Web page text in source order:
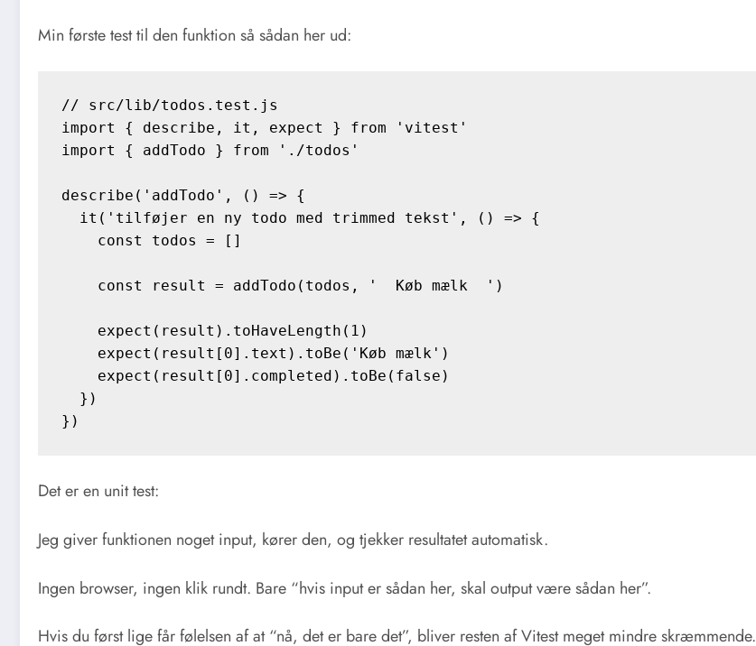
Min første test til den funktion så sådan her ud:
// src/lib/todos.test.js
import { describe, it, expect } from 'vitest'
import { addTodo } from './todos'
describe('addTodo', () => {
  it('tilføjer en ny todo med trimmed tekst', () => {
    const todos = []
    const result = addTodo(todos, '  Køb mælk  ')
    expect(result).toHaveLength(1)
    expect(result[0].text).toBe('Køb mælk')
    expect(result[0].completed).toBe(false)
  })
Det er en unit test:
Jeg giver funktionen noget input, kører den, og tjekker resultatet automatisk.
Ingen browser, ingen klik rundt. Bare “hvis input er sådan her, skal output være sådan her”.
Hvis du først lige får følelsen af at “nå, det er bare det”, bliver resten af Vitest meget mindre skræmmende.